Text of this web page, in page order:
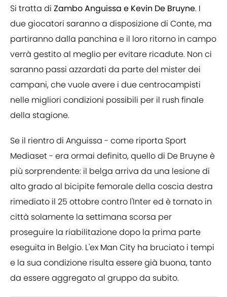
Si tratta di Zambo Anguissa e Kevin De Bruyne. I
due giocatori saranno a disposizione di Conte, ma
partiranno dalla panchina e il loro ritorno in campo
verrà gestito al meglio per evitare ricadute. Non ci
saranno passi azzardati da parte del mister dei
campani, che vuole avere i due centrocampisti
nelle migliori condizioni possibili per il rush finale
della stagione.
Se il rientro di Anguissa - come riporta Sport
Mediaset - era ormai definito, quello di De Bruyne è
più sorprendente: il belga arriva da una lesione di
alto grado al bicipite femorale della coscia destra
rimediato il 25 ottobre contro l'Inter ed è tornato in
città solamente la settimana scorsa per
proseguire la riabilitazione dopo la prima parte
eseguita in Belgio. L'ex Man City ha bruciato i tempi
e la sua condizione risulta essere già buona, tanto
da essere aggregato al gruppo da subito.